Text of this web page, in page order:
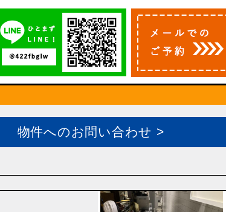
物件へのお問い合わせ >